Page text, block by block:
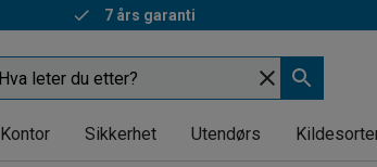
Rask levering
Kontor Sikkerhet Utendørs